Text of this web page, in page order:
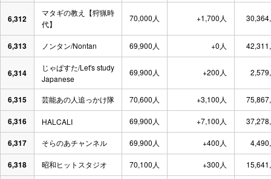
6,312
マタギの教え【狩猟時
代】
70,000人 +1,700人
6,313 ノンタン/Nontan 69,900人 +0人
6,314
じゃぱすた/Let's study
Japanese
69,900人 +200人
6,315 芸能あの人追っかけ隊 70,600人 +3,100人
6,316 HALCALI 69,900人 +7,100人
6,317 そらのあチャンネル 69,900人 +400人
6,318 昭和ヒットスタジオ 70,100人 +300人